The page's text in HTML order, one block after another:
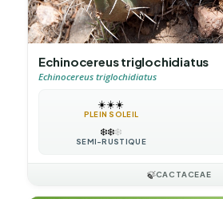
Echinocereus triglochidiatus
Echinocereus triglochidiatus
☀️☀️☀️
PLEIN SOLEIL
❄️❄️❄️
SEMI-RUSTIQUE
🍃CACTACEAE